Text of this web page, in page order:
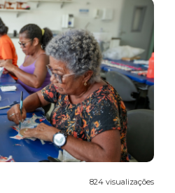
824 visualizações